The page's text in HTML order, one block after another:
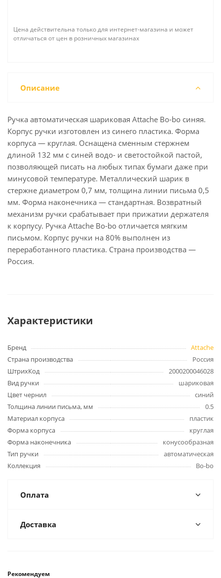
Цена действительна только для интернет-магазина и может
отличаться от цен в розничных магазинах
Описание
Ручка автоматическая шариковая Attache Bo-bo синяя.
Корпус ручки изготовлен из синего пластика. Форма
корпуса — круглая. Оснащена сменным стержнем
длиной 132 мм с синей водо- и светостойкой пастой,
позволяющей писать на любых типах бумаги даже при
минусовой температуре. Металлический шарик в
стержне диаметром 0,7 мм, толщина линии письма 0,5
мм. Форма наконечника — стандартная. Возвратный
механизм ручки срабатывает при прижатии держателя
к корпусу. Ручка Attache Bo-bo отличается мягким
письмом. Корпус ручки на 80% выполнен из
переработанного пластика. Страна производства —
Россия.
Характеристики
Бренд
Attache
Страна производства
Россия
ШтрихКод
2000200046028
Вид ручки
шариковая
Цвет чернил
синий
Толщина линии письма, мм
0.5
Материал корпуса
пластик
Форма корпуса
круглая
Форма наконечника
конусообразная
Тип ручки
автоматическая
Коллекция
Bo-bo
Оплата
Доставка
Рекомендуем